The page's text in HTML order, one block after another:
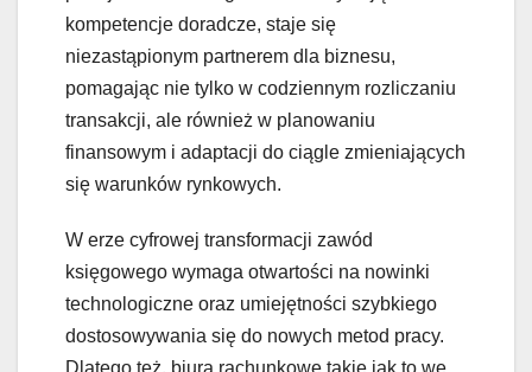
kompetencje doradcze, staje się
niezastąpionym partnerem dla biznesu,
pomagając nie tylko w codziennym rozliczaniu
transakcji, ale również w planowaniu
finansowym i adaptacji do ciągle zmieniających
się warunków rynkowych.
W erze cyfrowej transformacji zawód
księgowego wymaga otwartości na nowinki
technologiczne oraz umiejętności szybkiego
dostosowywania się do nowych metod pracy.
Dlatego też, biura rachunkowe takie jak to we